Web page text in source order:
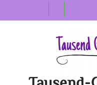
Open
Tausend-